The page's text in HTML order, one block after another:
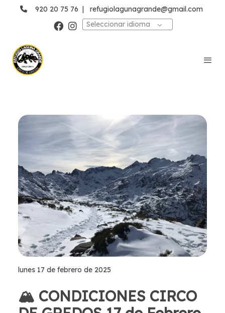
920 20 75 76 |
refugiolagunagrande@gmail.com
Seleccionar idioma
lunes 17 de febrero de 2025
🏔 CONDICIONES CIRCO